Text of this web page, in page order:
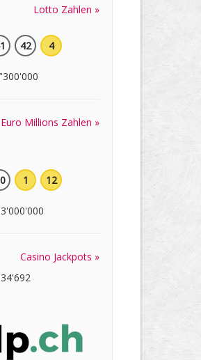
Lotto Zahlen »
42 4
Euro Millions Zahlen »
1 12
Casino Jackpots »